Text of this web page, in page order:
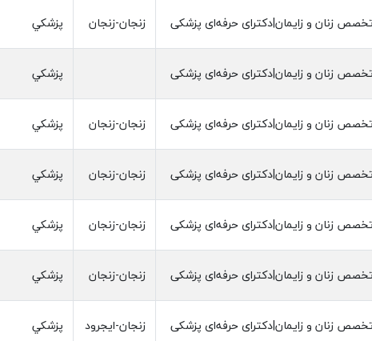
تخصص زنان و زایمان|دکترای حرفه‌ای پزشکی زنجان-زنجان پزشکي
تخصص زنان و زایمان|دکترای حرفه‌ای پزشکی پزشکي
تخصص زنان و زایمان|دکترای حرفه‌ای پزشکی زنجان-زنجان پزشکي
تخصص زنان و زایمان|دکترای حرفه‌ای پزشکی زنجان-زنجان پزشکي
تخصص زنان و زایمان|دکترای حرفه‌ای پزشکی زنجان-زنجان پزشکي
تخصص زنان و زایمان|دکترای حرفه‌ای پزشکی زنجان-زنجان پزشکي
تخصص زنان و زایمان|دکترای حرفه‌ای پزشکی زنجان-ایجرود پزشکي